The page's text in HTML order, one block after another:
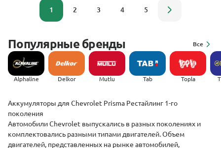
1 2 3 4 5
Популярные бренды Все
Alphaline Delkor Mutlu Tab Topla
Аккумуляторы для Chevrolet Prisma Рестайлинг 1-го
поколения
Автомобили Chevrolet выпускались в разных поколениях и
комплектовались разными типами двигателей. Объем
двигателей, представленных на рынке автомобилей,